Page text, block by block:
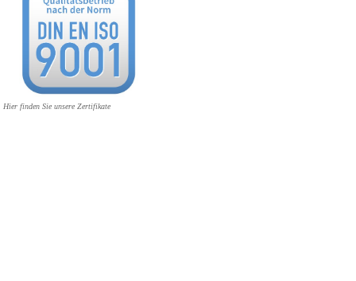
Hier finden Sie unsere Zertifikate